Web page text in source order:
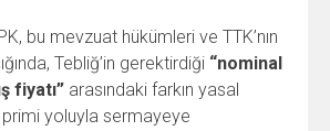
bu mevzuat hükümleri ve TTK’nın
Tebliğ’in gerektirdiği “nominal
fiyatı” arasındaki farkın yasal
yoluyla sermayeye